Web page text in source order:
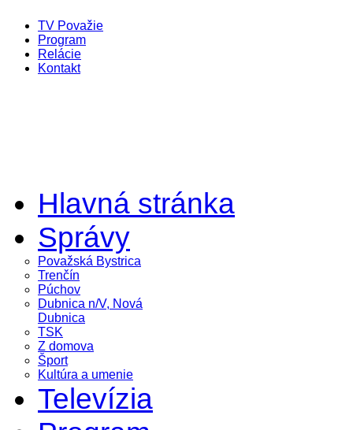
TV Považie
Program
Relácie
Kontakt
Hlavná stránka
Správy
Považská Bystrica
Trenčín
Púchov
Dubnica n/V, Nová
Dubnica
TSK
Z domova
Šport
Kultúra a umenie
Televízia